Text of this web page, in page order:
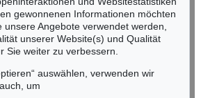
Kassel, M.A.
(0)171 8618661
gewonnenen Informationen möchten
unsere Angebote verwendet werden,
unserer Website(s) und Qualität
Sie weiter zu verbessern.
auswählen, verwenden wir
um